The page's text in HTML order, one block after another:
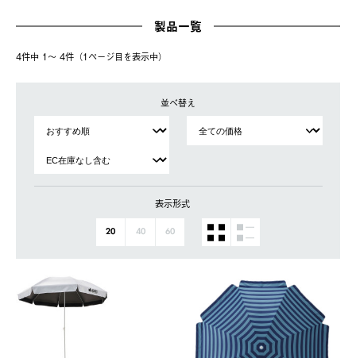
製品一覧
4件中 1〜 4件（1ページ⽬を表⽰中）
並べ替え
表示形式
20 40 60